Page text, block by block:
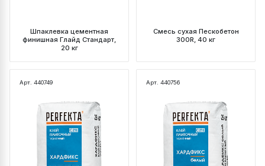
Шпаклевка цементная
финишная Глайд Стандарт,
20 кг
Смесь сухая Пескобетон
300R, 40 кг
Арт. 440749 Арт. 440756